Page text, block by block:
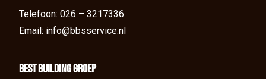
Telefoon: 026 – 3217336
Email: info@bbsservice.nl
BEst Building groep